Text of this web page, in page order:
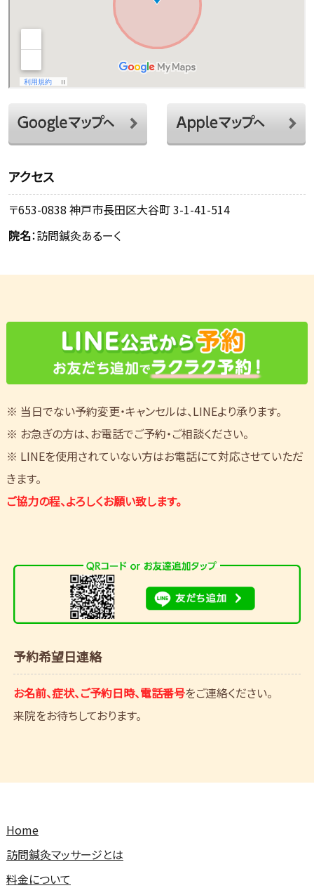
アクセス
〒653-0838 神戸市長田区大谷町 3-1-41-514
院名：訪問鍼灸あるーく
※ 当日でない予約変更・キャンセルは、LINEより承ります。
※ お急ぎの方は、お電話でご予約・ご相談ください。
※ LINEを使用されていない方はお電話にて対応させていただ
きます。
ご協力の程、よろしくお願い致します。
予約希望日連絡
お名前、症状、ご予約日時、電話番号をご連絡ください。
来院をお待ちしております。
Home
訪問鍼灸マッサージとは
料金について